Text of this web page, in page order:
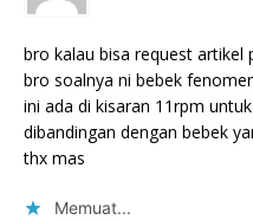
bro kalau bisa request artikel
bro soalnya ni bebek
ini ada di kisaran 11rpm
dibandingan dengan bebek
thx mas
Memuat...